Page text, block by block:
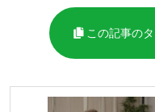
この記事のタ